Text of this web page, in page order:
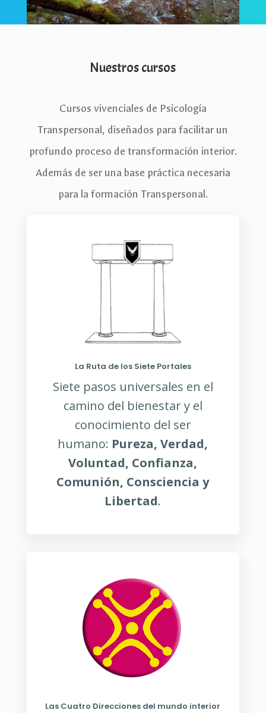
Nuestros cursos
Cursos vivenciales de Psicología
Transpersonal, diseñados para facilitar un
profundo proceso de transformación interior.
Además de ser una base práctica necesaria
para la formación Transpersonal.
La Ruta de los Siete Portales
Siete pasos universales en el
camino del bienestar y el
conocimiento del ser
humano: Pureza, Verdad,
Voluntad, Confianza,
Comunión, Consciencia y
Libertad.
Las Cuatro Direcciones del mundo interior